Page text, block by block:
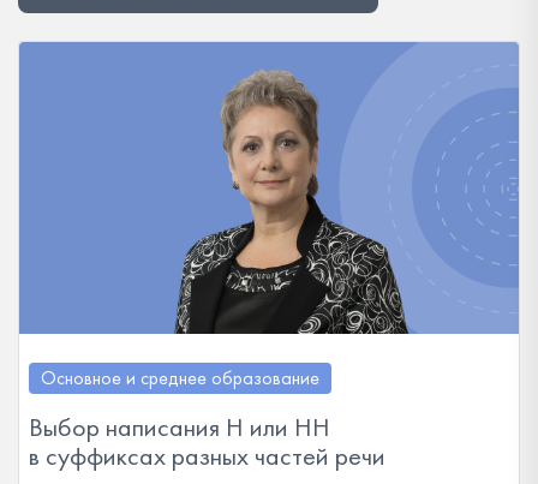
Основное и среднее образование
Выбор написания Н или НН
в суффиксах разных частей речи